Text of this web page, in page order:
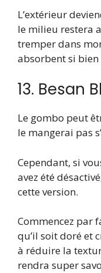
L’extérieur
le milieu restera
tremper dans
absorbent si bien
13. Besan
Le gombo peut
le mangerai pas
Cependant, si
avez été
cette version.
Commencez par
qu’il soit doré et
à réduire la
rendra super